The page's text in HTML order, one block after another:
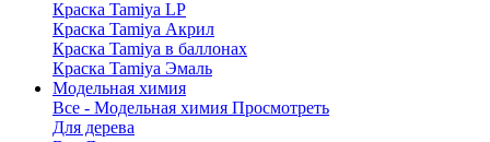
Краска Tamiya LP
Краска Tamiya Акрил
Краска Tamiya в баллонах
Краска Tamiya Эмаль
Модельная химия
Все - Модельная химия Просмотреть
Для дерева